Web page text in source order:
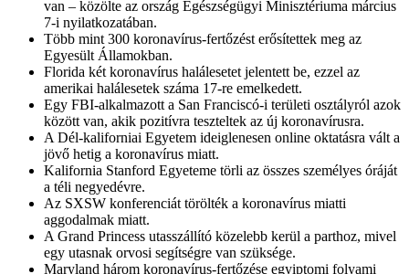
van – közölte az ország Egészségügyi Minisztériuma március
7-i nyilatkozatában.
Több mint 300 koronavírus-fertőzést erősítettek meg az
Egyesült Államokban.
Florida két koronavírus halálesetet jelentett be, ezzel az
amerikai halálesetek száma 17-re emelkedett.
Egy FBI-alkalmazott a San Franciscó-i területi osztályról azok
között van, akik pozitívra teszteltek az új koronavírusra.
A Dél-kaliforniai Egyetem ideiglenesen online oktatásra vált a
jövő hetig a koronavírus miatt.
Kalifornia Stanford Egyeteme törli az összes személyes óráját
a téli negyedévre.
Az SXSW konferenciát törölték a koronavírus miatti
aggodalmak miatt.
A Grand Princess utasszállító közelebb kerül a parthoz, mivel
egy utasnak orvosi segítségre van szüksége.
Maryland három koronavírus-fertőzése egyiptomi folyami